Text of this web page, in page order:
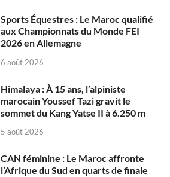
Sports Équestres : Le Maroc qualifié
aux Championnats du Monde FEI
2026 en Allemagne
6 août 2026
Himalaya : À 15 ans, l’alpiniste
marocain Youssef Tazi gravit le
sommet du Kang Yatse II à 6.250 m
5 août 2026
CAN féminine : Le Maroc affronte
l’Afrique du Sud en quarts de finale